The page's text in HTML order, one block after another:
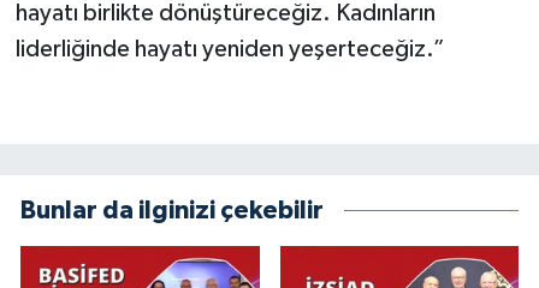
hayatı birlikte dönüştüreceğiz. Kadınların
liderliğinde hayatı yeniden yeşerteceğiz.”
Bunlar da ilginizi çekebilir